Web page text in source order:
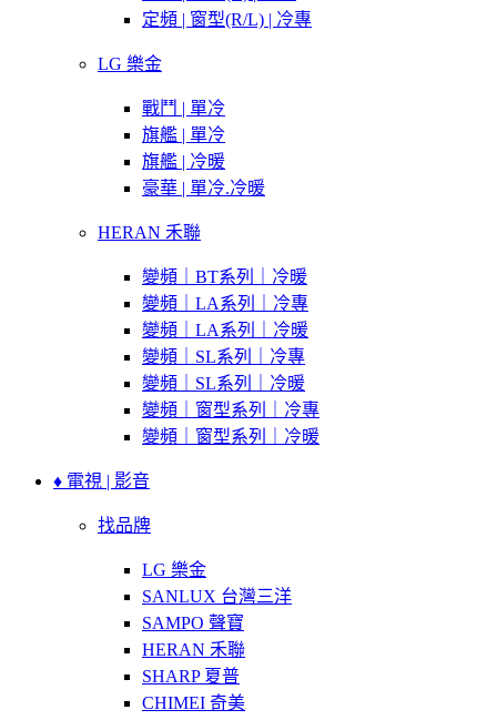
定頻 | 窗型(R/L) | 冷專
LG 樂金
戰鬥 | 單冷
旗艦 | 單冷
旗艦 | 冷暖
豪華 | 單冷.冷暖
HERAN 禾聯
變頻｜BT系列｜冷暖
變頻｜LA系列｜冷專
變頻｜LA系列｜冷暖
變頻｜SL系列｜冷專
變頻｜SL系列｜冷暖
變頻｜窗型系列｜冷專
變頻｜窗型系列｜冷暖
♦ 電視 | 影音
找品牌
LG 樂金
SANLUX 台灣三洋
SAMPO 聲寶
HERAN 禾聯
SHARP 夏普
CHIMEI 奇美